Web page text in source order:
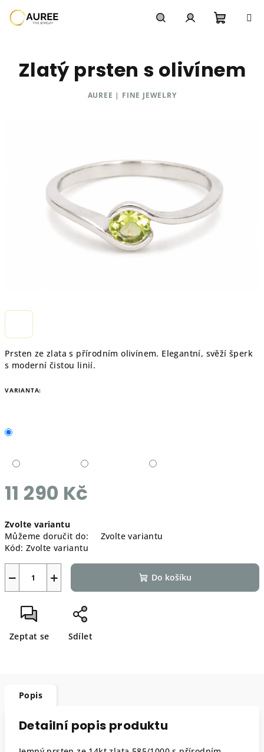
na
obsah
košík
Prsten ze zlata s přírodním olivínem. Elegantní, svěží šperk
s moderní čistou linií.
VARIANTA:
11 290 Kč
cena:
Zvolte variantu
Můžeme doručit do:
Zvolte variantu
Kód: Zvolte variantu
+
− Do košíku
Zeptat se Sdílet
Zlatý prsten s olivínem
AUREE | FINE JEWELRY
Popis
Detailní popis produktu